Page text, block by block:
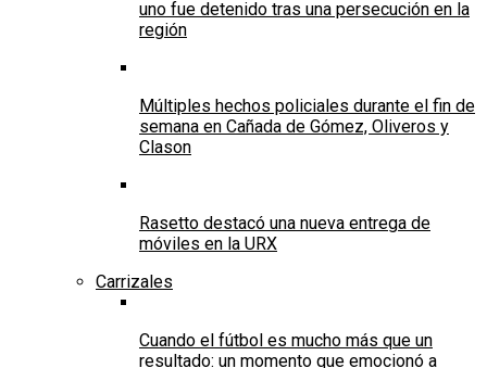
uno fue detenido tras una persecución en la
región
Múltiples hechos policiales durante el fin de
semana en Cañada de Gómez, Oliveros y
Clason
Rasetto destacó una nueva entrega de
móviles en la URX
Carrizales
Cuando el fútbol es mucho más que un
resultado: un momento que emocionó a